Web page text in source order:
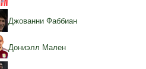
Джованни Фаббиан
Дониэлл Мален